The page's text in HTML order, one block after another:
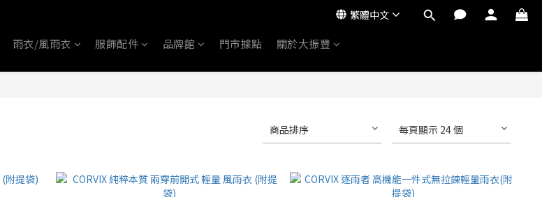
繁體中文
雨衣/風雨衣 服飾配件 品牌館 門市據點 關於大振豐
商品排序 每頁顯示 24 個